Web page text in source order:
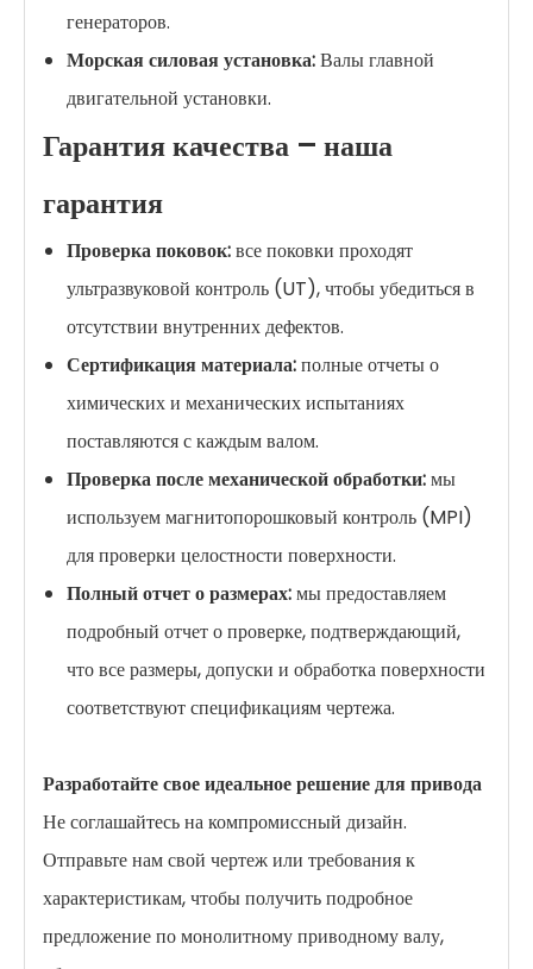
генераторов.
Морская силовая установка:Валы главной
двигательной установки.
Гарантия качества – наша
гарантия
Проверка поковок:все поковки проходят
ультразвуковой контроль (UT), чтобы убедиться в
отсутствии внутренних дефектов.
Сертификация материала:полные отчеты о
химических и механических испытаниях
поставляются с каждым валом.
Проверка после механической обработки:мы
используем магнитопорошковый контроль (MPI)
для проверки целостности поверхности.
Полный отчет о размерах:мы предоставляем
подробный отчет о проверке, подтверждающий,
что все размеры, допуски и обработка поверхности
соответствуют спецификациям чертежа.
Разработайте свое идеальное решение для привода
Не соглашайтесь на компромиссный дизайн.
Отправьте нам свой чертеж или требования к
характеристикам, чтобы получить подробное
предложение по монолитному приводному валу,